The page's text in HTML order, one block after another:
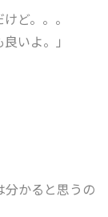
ど。。。
いよ。」
かると思うの